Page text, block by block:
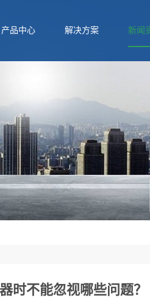
产品中心 解决方案 新闻
时不能忽视哪些问题？